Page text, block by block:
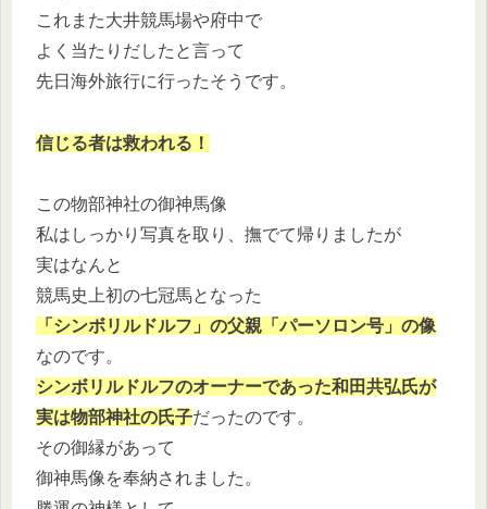
これまた大井競馬場や府中で
よく当たりだしたと言って
先日海外旅行に行ったそうです。
信じる者は救われる！
この物部神社の御神馬像
私はしっかり写真を取り、撫でて帰りましたが
実はなんと
競馬史上初の七冠馬となった
「シンボリルドルフ」の父親「パーソロン号」の像
なのです。
シンボリルドルフのオーナーであった和田共弘氏が
実は物部神社の氏子だったのです。
その御縁があって
御神馬像を奉納されました。